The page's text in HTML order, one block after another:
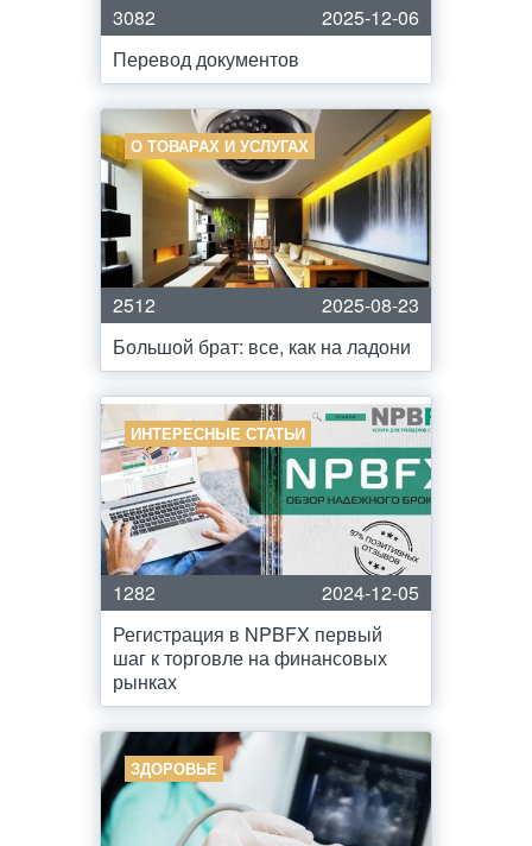
3082
2025-12-06
Перевод документов
О ТОВАРАХ И УСЛУГАХ
2512
2025-08-23
Большой брат: все, как на ладони
ИНТЕРЕСНЫЕ СТАТЬИ
1282
2024-12-05
Регистрация в NPBFX первый
шаг к торговле на финансовых
рынках
ЗДОРОВЬЕ